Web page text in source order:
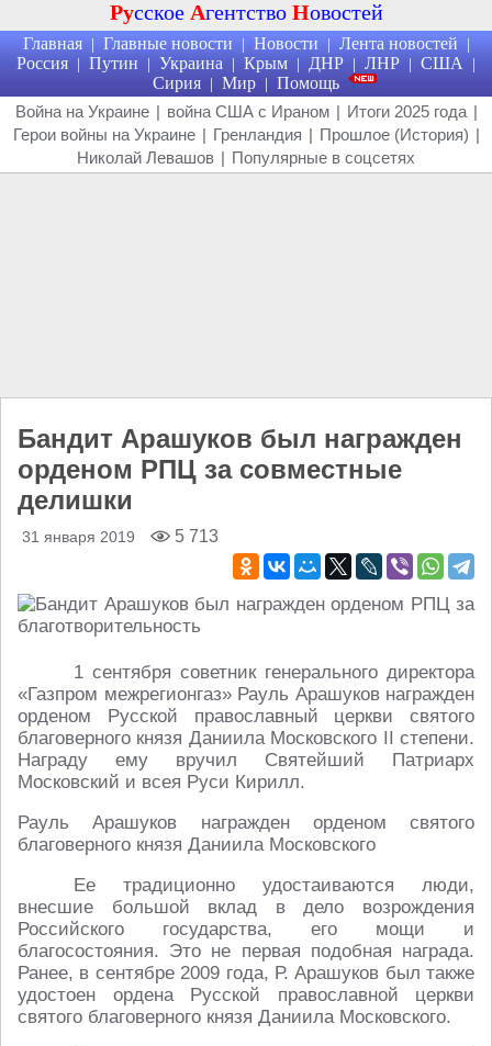
Русское Агентство Новостей
Главная | Главные новости | Новости | Лента новостей |
Россия | Путин | Украина | Крым | ДНР | ЛНР | США |
Сирия | Мир | Помощь
Война на Украине | война США с Ираном | Итоги 2025 года |
Герои войны на Украине | Гренландия | Прошлое (История) |
Николай Левашов | Популярные в соцсетях
Бандит Арашуков был награжден
орденом РПЦ за совместные
делишки
31 января 2019 5 713
1 сентября советник генерального директора
«Газпром межрегионгаз» Рауль Арашуков награжден
орденом Русской православный церкви святого
благоверного князя Даниила Московского II степени.
Награду ему вручил Святейший Патриарх
Московский и всея Руси Кирилл.
Рауль Арашуков награжден орденом святого
благоверного князя Даниила Московского
Ее традиционно удостаиваются люди,
внесшие большой вклад в дело возрождения
Российского государства, его мощи и
благосостояния. Это не первая подобная награда.
Ранее, в сентябре 2009 года, Р. Арашуков был также
удостоен ордена Русской православной церкви
святого благоверного князя Даниила Московского.